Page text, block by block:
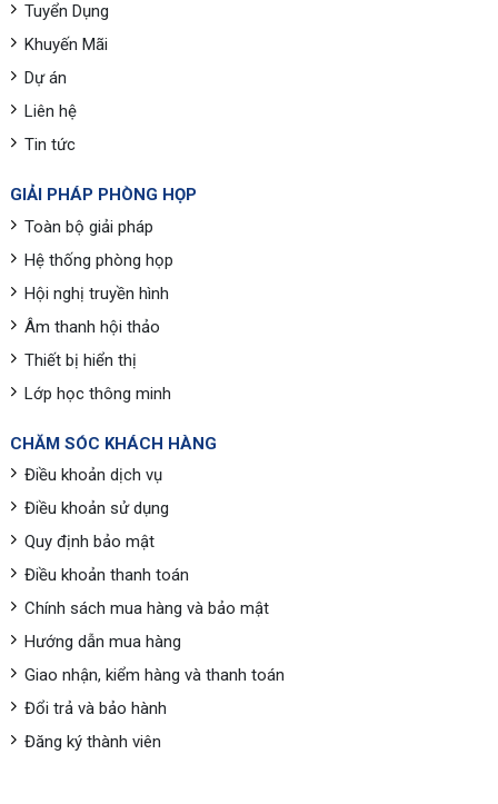
Tuyển Dụng
Khuyến Mãi
Dự án
Liên hệ
Tin tức
GIẢI PHÁP PHÒNG HỌP
Toàn bộ giải pháp
Hệ thống phòng họp
Hội nghị truyền hình
Âm thanh hội thảo
Thiết bị hiển thị
Lớp học thông minh
CHĂM SÓC KHÁCH HÀNG
Điều khoản dịch vụ
Điều khoản sử dụng
Quy định bảo mật
Điều khoản thanh toán
Chính sách mua hàng và bảo mật
Hướng dẫn mua hàng
Giao nhận, kiểm hàng và thanh toán
Đổi trả và bảo hành
Đăng ký thành viên